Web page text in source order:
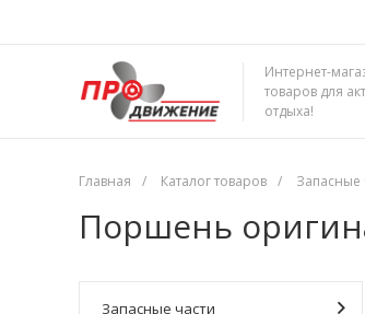
Интернет-
товаров для
отдыха!
Главная / Каталог товаров / Запасные
Поршень
Запасные части